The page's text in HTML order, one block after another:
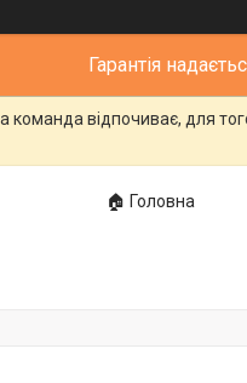
Гарантія
команда відпочиває, для
🏠 Головна